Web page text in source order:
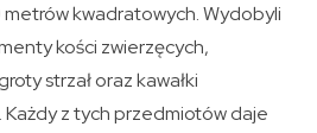
kwadratowych. Wydobyli
kości zwierzęcych,
strzał oraz kawałki
z tych przedmiotów daje